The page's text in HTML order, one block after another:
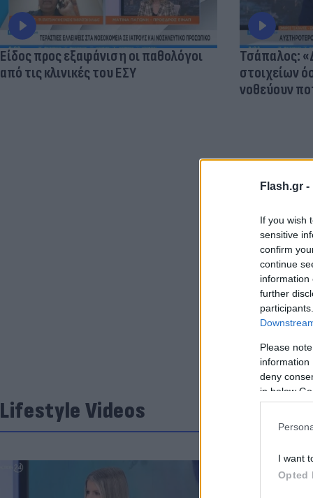
Flash.gr -
If you wish
sensitive
confirm
continue
information
further
Please
information
deny
in below
I want
Opted
Είδος προς εξαφάνιση οι παθολόγοι
από τις κλινικές του ΕΣΥ
Τσάπαλος:
στοιχείων
νοθεύουν
Lifestyle Videos